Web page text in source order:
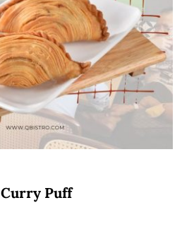
Curry Puff